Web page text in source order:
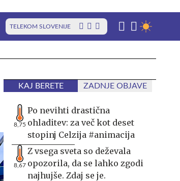
TELEKOM SLOVENIJE
KAJ BERETE ZADNJE OBJAVE
8,75
Po nevihti drastična
ohladitev: za več kot deset
stopinj Celzija #animacija
8,67
Z vsega sveta so deževala
opozorila, da se lahko zgodi
najhujše. Zdaj se je.